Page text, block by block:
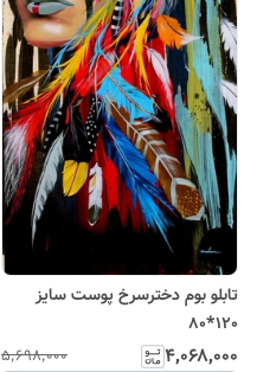
تابلو بوم دخترسرخ پوست سایز
120*80
۴٬۰۶۸٬۰۰۰ ۵٬۶۹۸٬۰۰۰